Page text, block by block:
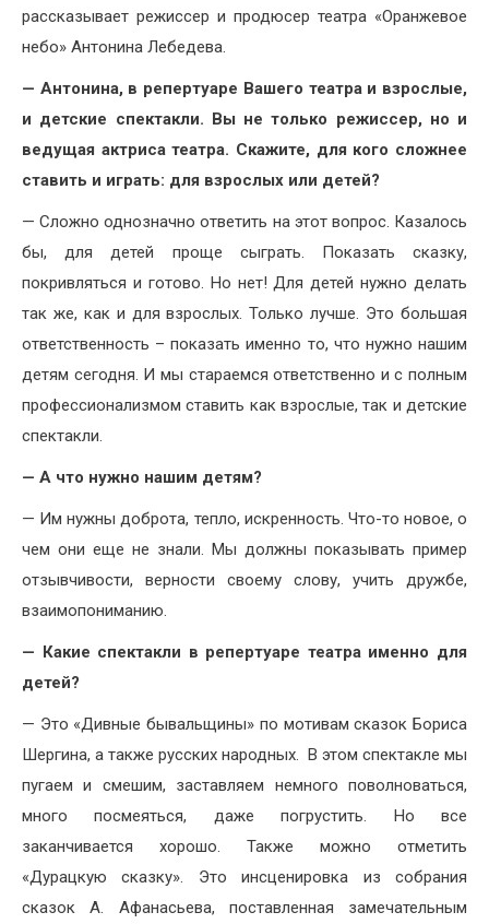
рассказывает режиссер и продюсер театра «Оранжевое
небо» Антонина Лебедева.
— Антонина, в репертуаре Вашего театра и взрослые,
и детские спектакли. Вы не только режиссер, но и
ведущая актриса театра. Скажите, для кого сложнее
ставить и играть: для взрослых или детей?
— Сложно однозначно ответить на этот вопрос. Казалось
бы, для детей проще сыграть. Показать сказку,
покривляться и готово. Но нет! Для детей нужно делать
так же, как и для взрослых. Только лучше. Это большая
ответственность – показать именно то, что нужно нашим
детям сегодня. И мы стараемся ответственно и с полным
профессионализмом ставить как взрослые, так и детские
спектакли.
— А что нужно нашим детям?
— Им нужны доброта, тепло, искренность. Что-то новое, о
чем они еще не знали. Мы должны показывать пример
отзывчивости, верности своему слову, учить дружбе,
взаимопониманию.
— Какие спектакли в репертуаре театра именно для
детей?
— Это «Дивные бывальщины» по мотивам сказок Бориса
Шергина, а также русских народных. В этом спектакле мы
пугаем и смешим, заставляем немного поволноваться,
много посмеяться, даже погрустить. Но все
заканчивается хорошо. Также можно отметить
«Дурацкую сказку». Это инсценировка из собрания
сказок А. Афанасьева, поставленная замечательным